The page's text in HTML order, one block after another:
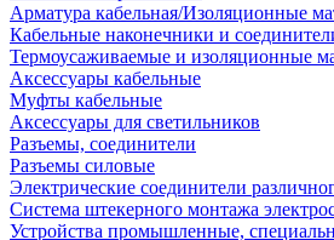
Арматура кабельная/Изоляционные
Кабельные наконечники и
Термоусаживаемые и изоляционные
Аксессуары кабельные
Муфты кабельные
Аксессуары для светильников
Разъемы, соединители
Разъемы силовые
Электрические соединители
Система штекерного монтажа
Устройства промышленные,